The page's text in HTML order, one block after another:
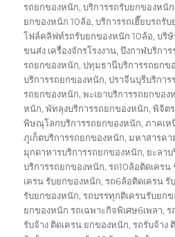
รถยกของหนัก,บริการรถรับยกของหนัก
ยกของหนัก 10ล้อ,บริการรถเฮี๊ยบรถรั
โฟล์คลิฟท์รถรับยกของหนัก 10ล้อ,บริ
ขนส่ง เครื่องจักรโรงงาน,บึงกาฬบริกา
รถยกของหนัก,ปทุมธานีบริการรถยกข
บริการรถยกของหนัก,ปราจีนบุรีบริกา
รถยกของหนัก,พะเยาบริการรถยกของ
หนัก,พัทลุงบริการรถยกของหนัก,พิจิต
พิษณุโลกบริการรถยกของหนัก,ภาคเห
ภูเก็ตบริการรถยกของหนัก,มหาสารคา
มุกดาหารบริการรถยกของหนัก, ยะลา
บริการรถยกของหนัก,รถ10ล้อติดเคร
เครน รับยกของหนัก,รถ6ล้อติดเครน รั
รับยกของหนัก,รถบรรทุกติเครนรับยก
ยกของหนัก รถเฉพาะกิจพิเศษ6เพลา,ร
รับจ้าง ติดเครน ยกของหนัก,รถรับจ้าง